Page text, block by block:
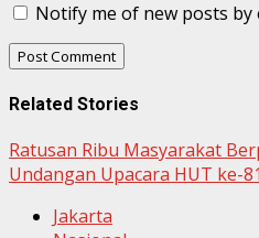
Notify me of new posts by
Related Stories
Ratusan Ribu Masyarakat
Undangan Upacara HUT ke-
Jakarta